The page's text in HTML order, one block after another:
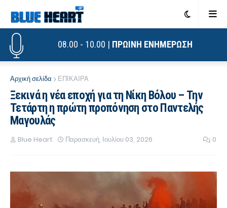
08.00 - 10.00 | ΠΡΩΙΝΗ ΕΝΗΜΕΡΩΣΗ
Αρχική σελίδα ΕΠΙΚΑΙΡΑ
Ξεκινά η νέα εποχή για τη Νίκη Βόλου – Την
Τετάρτη η πρώτη προπόνηση στο Παντελής
Μαγουλάς
Blue Heart Παρασκευή, Ιουλίου 03, 2026 0